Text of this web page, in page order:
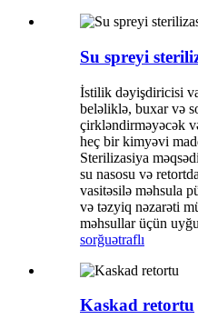
Su spreyi
İstilik dəyişdiricisi
beləliklə, buxar və
çirkləndirməyəcək
heç bir kimyəvi
Sterilizasiya
su nasosu və
vasitəsilə məhsula
və təzyiq nəzarəti
məhsullar üçün
sorğuətraflı
Kaskad retortu